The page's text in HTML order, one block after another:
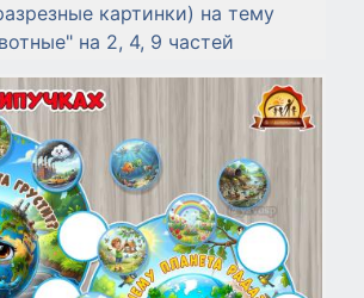
картинки) на тему
на 2, 4, 9 частей